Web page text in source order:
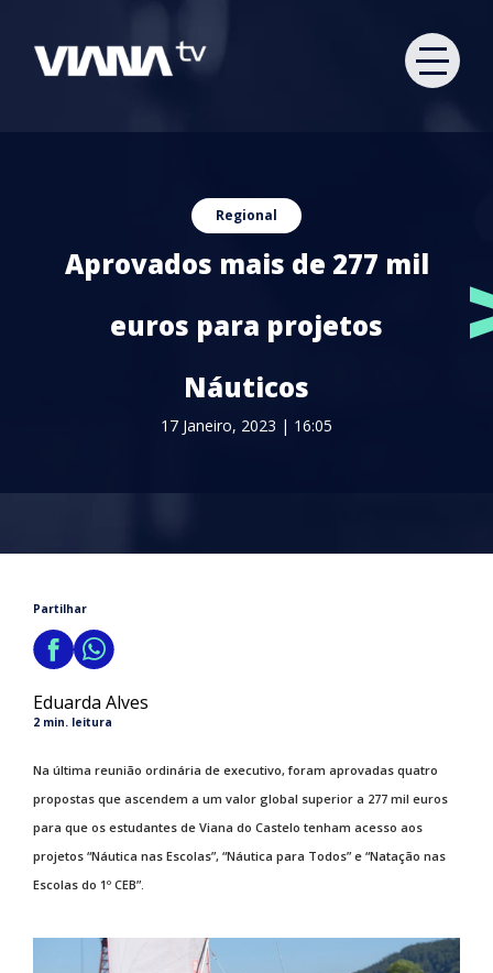
Regional
Aprovados mais de 277 mil
euros para projetos
Náuticos
17 Janeiro, 2023 | 16:05
Partilhar
Eduarda Alves
2 min. leitura
Na última reunião ordinária de executivo, foram aprovadas quatro
propostas que ascendem a um valor global superior a 277 mil euros
para que os estudantes de Viana do Castelo tenham acesso aos
projetos “Náutica nas Escolas”, “Náutica para Todos” e “Natação nas
Escolas do 1º CEB”.